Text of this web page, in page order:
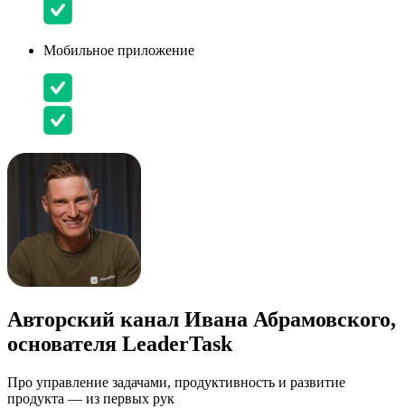
Мобильное приложение
Авторский канал Ивана Абрамовского,
основателя LeaderTask
Про управление задачами, продуктивность и развитие
продукта — из первых рук